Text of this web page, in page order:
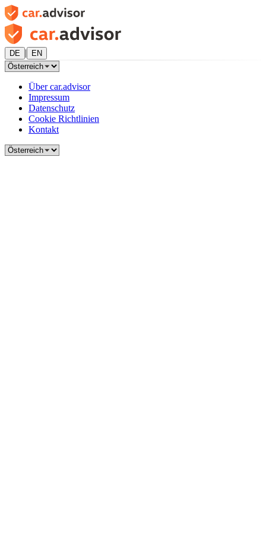
DE | EN
Über car.advisor
Impressum
Datenschutz
Cookie Richtlinien
Kontakt